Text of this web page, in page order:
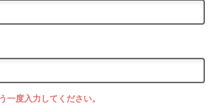
一度入力してください。